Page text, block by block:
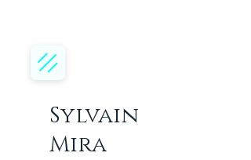
Sylvain
Mira